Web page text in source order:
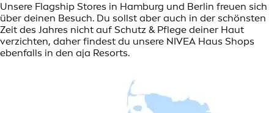
Unsere Flagship Stores in Hamburg und Berlin freuen sich
über deinen Besuch. Du sollst aber auch in der schönsten
Zeit des Jahres nicht auf Schutz & Pflege deiner Haut
verzichten, daher findest du unsere NIVEA Haus Shops
ebenfalls in den aja Resorts.